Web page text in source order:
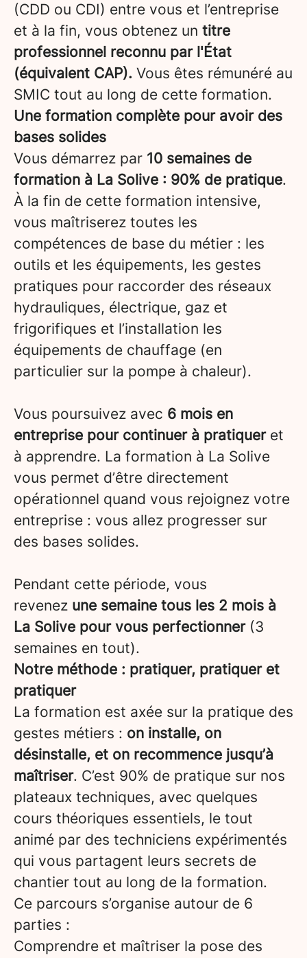
(CDD ou CDI) entre vous et l’entreprise
et à la fin, vous obtenez un titre
professionnel reconnu par l'État
(équivalent CAP). Vous êtes rémunéré au
SMIC tout au long de cette formation.
Une formation complète pour avoir des
bases solides
Vous démarrez par 10 semaines de
formation à La Solive : 90% de pratique.
À la fin de cette formation intensive,
vous maîtriserez toutes les
compétences de base du métier : les
outils et les équipements, les gestes
pratiques pour raccorder des réseaux
hydrauliques, électrique, gaz et
frigorifiques et l’installation les
équipements de chauffage (en
particulier sur la pompe à chaleur).
Vous poursuivez avec 6 mois en
entreprise pour continuer à pratiqueret
à apprendre. La formation à La Solive
vous permet d’être directement
opérationnel quand vous rejoignez votre
entreprise : vous allez progresser sur
des bases solides.
Pendant cette période, vous
revenez une semaine tous les 2 mois à
La Solive pour vous perfectionner(3
semaines en tout).
Notre méthode : pratiquer, pratiquer et
pratiquer
La formation est axée sur la pratique des
gestes métiers : on installe, on
désinstalle, et on recommence jusqu’à
maîtriser. C’est 90% de pratique sur nos
plateaux techniques, avec quelques
cours théoriques essentiels, le tout
animé par des techniciens expérimentés
qui vous partagent leurs secrets de
chantier tout au long de la formation.
Ce parcours s’organise autour de 6
parties :
Comprendre et maîtriser la pose des